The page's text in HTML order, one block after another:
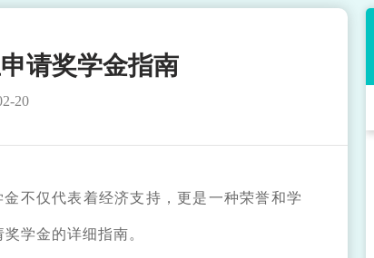
请奖学金指南
20
不仅代表着经济支持，更是一种荣誉和学
学金的详细指南。